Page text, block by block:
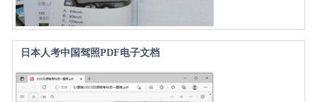
日本人考中国驾照PDF电子文档